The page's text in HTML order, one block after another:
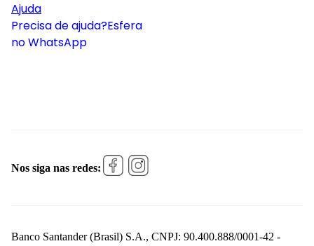
Ajuda
Precisa de ajuda?Esfera
no WhatsApp
Nos siga nas redes:
Banco Santander (Brasil) S.A., CNPJ: 90.400.888/0001-42 -